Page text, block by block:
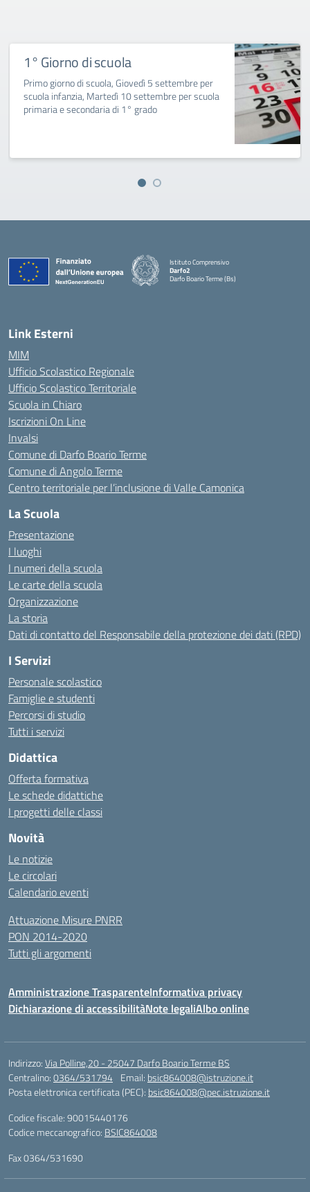
1° Giorno di scuola
Primo giorno di scuola, Giovedì 5 settembre per
scuola infanzia, Martedì 10 settembre per scuola
primaria e secondaria di 1° grado
Istituto Comprensivo
Darfo2
Darfo Boario Terme (Bs)
Link Esterni
MIM
Ufficio Scolastico Regionale
Ufficio Scolastico Territoriale
Scuola in Chiaro
Iscrizioni On Line
Invalsi
Comune di Darfo Boario Terme
Comune di Angolo Terme
Centro territoriale per l’inclusione di Valle Camonica
La Scuola
Presentazione
I luoghi
I numeri della scuola
Le carte della scuola
Organizzazione
La storia
Dati di contatto del Responsabile della protezione dei dati (RPD)
I Servizi
Personale scolastico
Famiglie e studenti
Percorsi di studio
Tutti i servizi
Didattica
Offerta formativa
Le schede didattiche
I progetti delle classi
Novità
Le notizie
Le circolari
Calendario eventi
Attuazione Misure PNRR
PON 2014-2020
Tutti gli argomenti
Amministrazione TrasparenteInformativa privacy
Dichiarazione di accessibilitàNote legaliAlbo online
Indirizzo:Via Polline,20 - 25047 Darfo Boario Terme BS
Centralino:0364/531794 Email: bsic864008@istruzione.it
Posta elettronica certificata (PEC): bsic864008@pec.istruzione.it
Codice fiscale: 90015440176
Codice meccanografico: BSIC864008
Fax 0364/531690